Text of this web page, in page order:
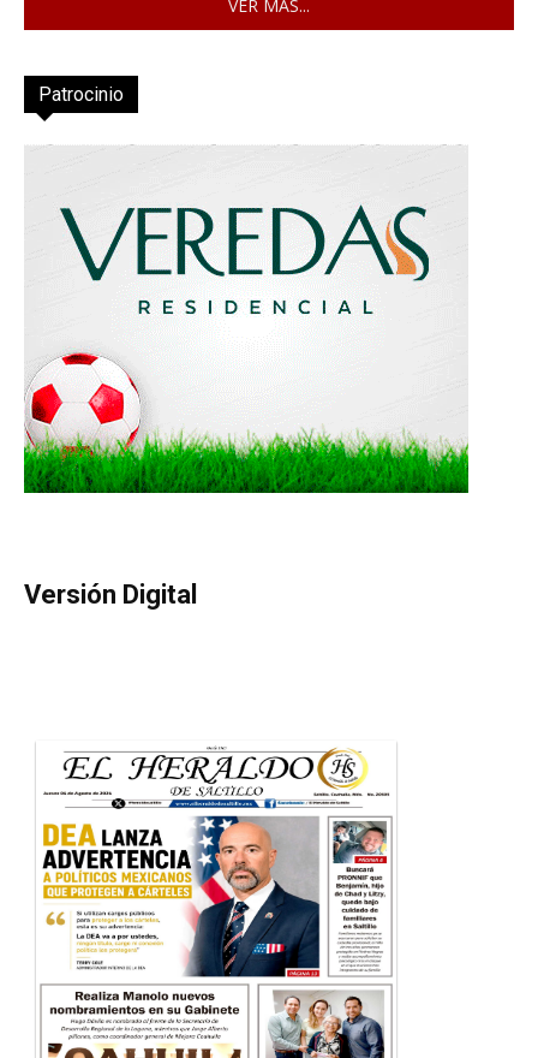
VER MÁS...
Patrocinio
Versión Digital